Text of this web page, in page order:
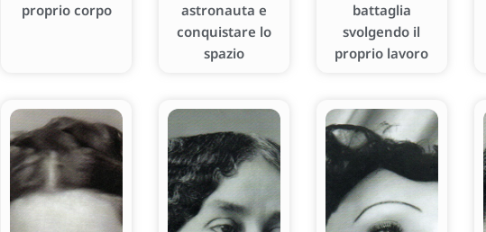
proprio corpo
astronauta e
conquistare lo
spazio
battaglia
svolgendo il
proprio lavoro